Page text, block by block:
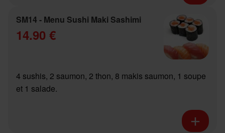
SM14 - Menu Sushi Maki Sashimi
14.90 €
4 sushis, 2 saumon, 2 thon, 8 makis saumon, 1 soupe
et 1 salade.